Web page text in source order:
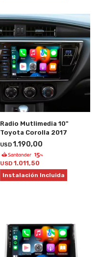
Radio Mutlimedia 10"
Toyota Corolla 2017
USD1.190,00
USD 1.011,50
Instalación Incluida